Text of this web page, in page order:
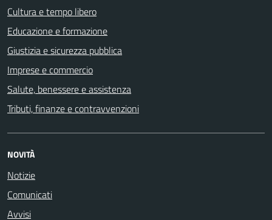
Cultura e tempo libero
Educazione e formazione
Giustizia e sicurezza pubblica
Imprese e commercio
Salute, benessere e assistenza
Tributi, finanze e contravvenzioni
NOVITÀ
Notizie
Comunicati
Avvisi